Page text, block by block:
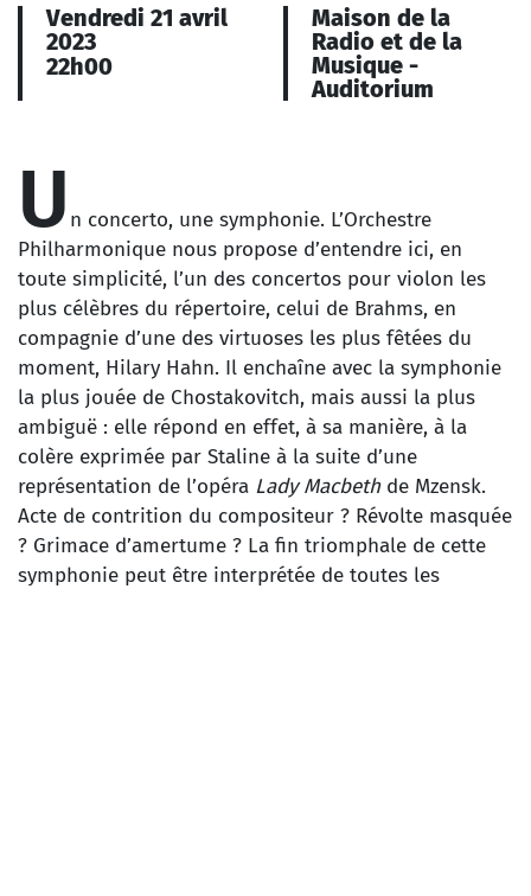
Vendredi 21 avril
2023
22h00
Maison de la
Radio et de la
Musique -
Auditorium
U n concerto, une symphonie. L’Orchestre
Philharmonique nous propose d’entendre ici, en
toute simplicité, l’un des concertos pour violon les
plus célèbres du répertoire, celui de Brahms, en
compagnie d’une des virtuoses les plus fêtées du
moment, Hilary Hahn. Il enchaîne avec la symphonie
la plus jouée de Chostakovitch, mais aussi la plus
ambiguë : elle répond en effet, à sa manière, à la
colère exprimée par Staline à la suite d’une
représentation de l’opéra Lady Macbethde Mzensk.
Acte de contrition du compositeur ? Révolte masquée
? Grimace d’amertume ? La fin triomphale de cette
symphonie peut être interprétée de toutes les